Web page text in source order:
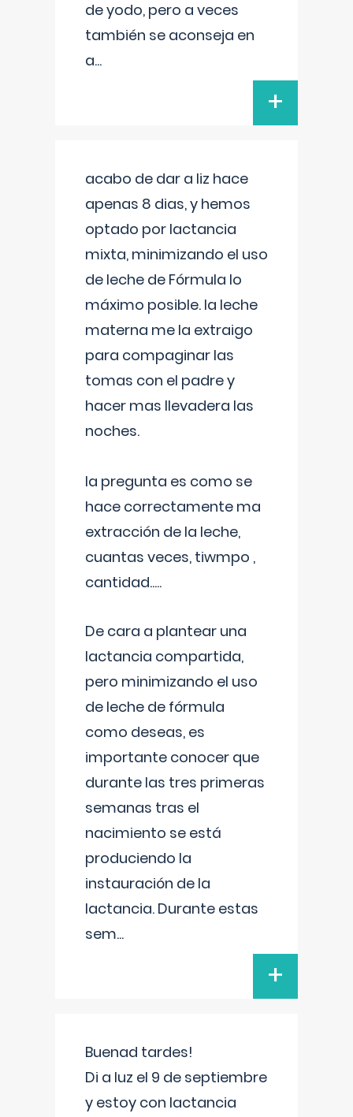
de yodo, pero a veces
también se aconseja en
a...
+
acabo de dar a liz hace
apenas 8 dias, y hemos
optado por lactancia
mixta, minimizando el uso
de leche de Fórmula lo
máximo posible. la leche
materna me la extraigo
para compaginar las
tomas con el padre y
hacer mas llevadera las
noches.
la pregunta es como se
hace correctamente ma
extracción de la leche,
cuantas veces, tiwmpo ,
cantidad.....
De cara a plantear una
lactancia compartida,
pero minimizando el uso
de leche de fórmula
como deseas, es
importante conocer que
durante las tres primeras
semanas tras el
nacimiento se está
produciendo la
instauración de la
lactancia. Durante estas
sem...
+
Buenad tardes!
Di a luz el 9 de septiembre
y estoy con lactancia